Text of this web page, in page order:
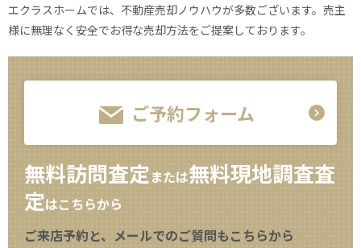
エクラスホームでは、不動産売却ノウハウが多数ございます。売主
様に無理なく安全でお得な売却方法をご提案しております。
ご予約フォーム
無料訪問査定または無料現地調査査
定はこちらから
ご来店予約と、メールでのご質問もこちらから